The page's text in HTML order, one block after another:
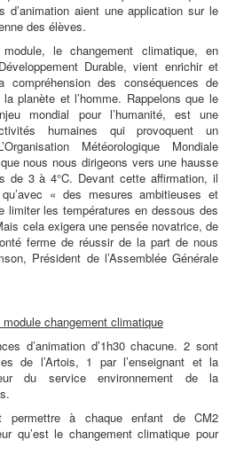
d’animation aient une application sur le
des élèves.
le changement climatique, en
Durable, vient enrichir et
compréhension des conséquences de
planète et l’homme. Rappelons que le
mondial pour l’humanité, est une
humaines qui provoquent un
Météorologique Mondiale
nous nous dirigeons vers une hausse
de 3 à 4°C. Devant cette affirmation, il
« des mesures ambitieuses et
limiter les températures en dessous des
cela exigera une pensée novatrice, de
ferme de réussir de la part de nous
Président de l’Assemblée Générale
changement climatique
d’animation d’1h30 chacune. 2 sont
de l’Artois, 1 par l’enseignant et la
du service environnement de la
permettre à chaque enfant de CM2
qu’est le changement climatique pour